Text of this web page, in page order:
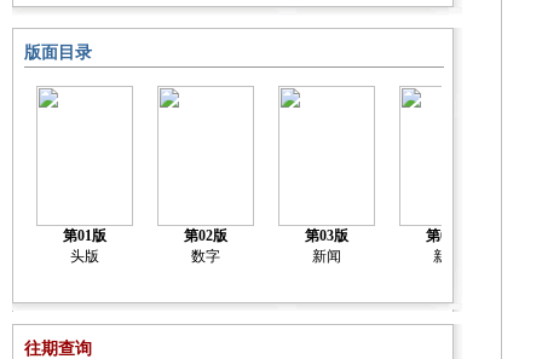
版面目录
第01版
头版
第02版
数字
第03版
新闻
第04版
新闻
往期查询